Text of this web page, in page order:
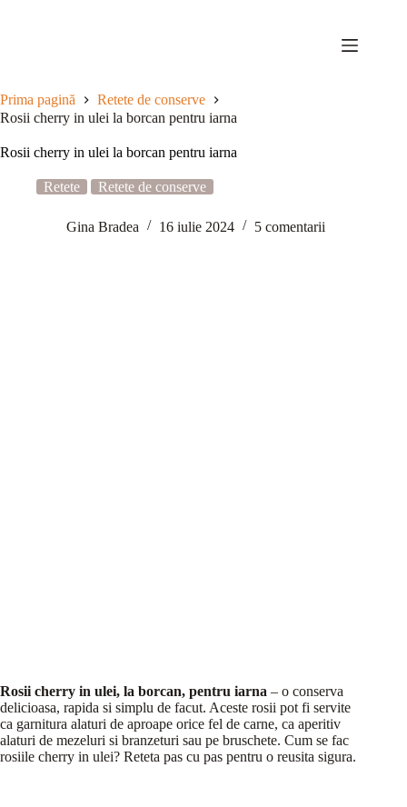
Prima pagină
Retete de conserve
Rosii cherry in ulei la borcan pentru iarna
Rosii cherry in ulei la borcan pentru iarna
Retete Retete de conserve
Gina Bradea 16 iulie 2024 5 comentarii
Rosii cherry in ulei, la borcan, pentru iarna – o conserva
delicioasa, rapida si simplu de facut. Aceste rosii pot fi servite
ca garnitura alaturi de aproape orice fel de carne, ca aperitiv
alaturi de mezeluri si branzeturi sau pe bruschete. Cum se fac
rosiile cherry in ulei? Reteta pas cu pas pentru o reusita sigura.